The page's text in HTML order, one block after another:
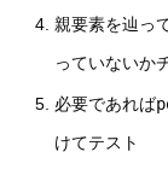
親要素を辿って
っていないか
必要であれば
けてテスト